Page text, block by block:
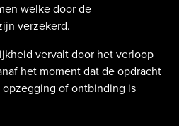
welke door de
verzekerd.
vervalt door het verloop
het moment dat de opdracht
of ontbinding is